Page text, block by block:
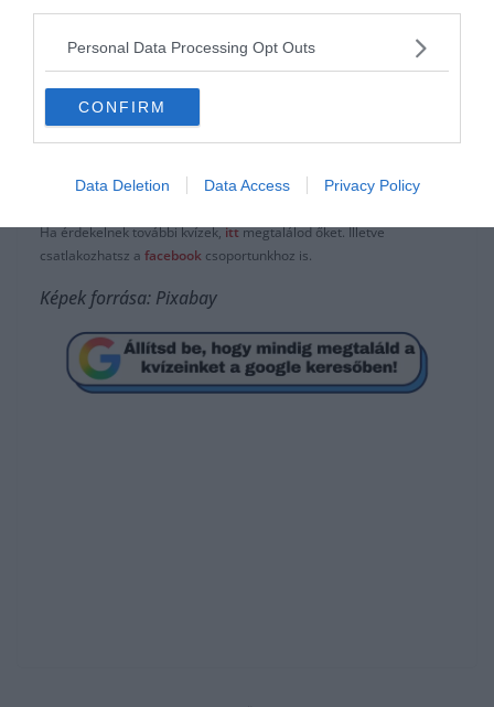
Personal Data Processing Opt Outs
CONFIRM
Data Deletion Data Access Privacy Policy
"Csillagkapu-híd" - Svájc
Németország
Ha érdekelnek további kvízek,ittmegtalálod őket. Illetve
csatlakozhatsz a facebook csoportunkhoz is.
Képek forrása: Pixabay